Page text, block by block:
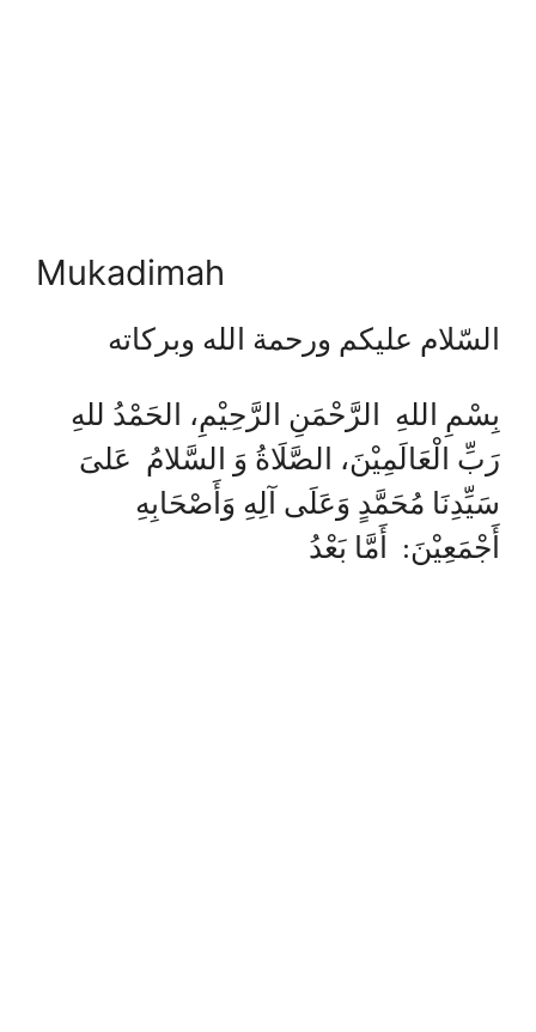
Mukadimah
السّلام عليكم ورحمة الله وبركاته
بِسْمِ اللهِ الرَّحْمَنِ الرَّحِيْمِ، الحَمْدُ للهِ
رَبِّ الْعَالَمِيْنَ، الصَّلَاةُ وَ السَّلامُ عَلىَ
سَيِّدِنَا مُحَمَّدٍ وَعَلَى آلِهِ وَأَصْحَابِهِ
أَجْمَعِيْنَ: أَمَّا بَعْدُ